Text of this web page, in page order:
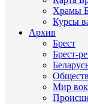
Храмы
Курсы
Архив
Брест
Брест-
Мир